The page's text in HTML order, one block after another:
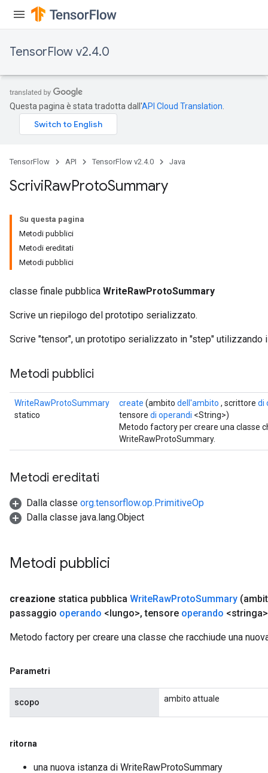
TensorFlow v2.4.0
Questa pagina è stata tradotta dall'API Cloud Translation
TensorFlow API TensorFlow v2.4.0 Java
ScriviRawProtoSummary
Su questa pagina
Metodi pubblici
Metodi ereditati
Metodi pubblici
classe finale pubblica WriteRawProtoSummary
Scrive un riepilogo del prototipo serializzato.
Scrive "tensor", un prototipo serializzato in "step" utilizzando
Metodi pubblici
WriteRawProtoSummary
statico
create (ambito dell'ambito , scrittore di
tensore di operandi <String>)
Metodo factory per creare una classe
WriteRawProtoSummary.
Metodi ereditati
Dalla classe org.tensorflow.op.PrimitiveOp
Dalla classe java.lang.Object
Metodi pubblici
creazione statica pubblica WriteRawProtoSummary
passaggio operando <lungo>, tensore operando
Metodo factory per creare una classe che racchiude una
Parametri
scopo ambito attuale
ritorna
una nuova istanza di WriteRawProtoSummary